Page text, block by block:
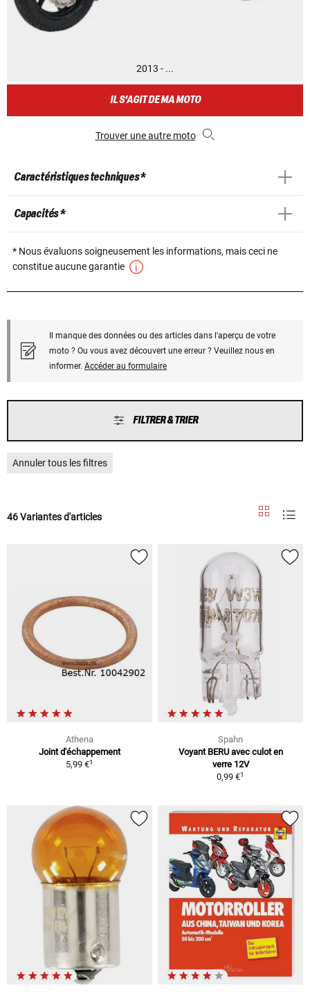
2013 - ...
IL S'AGIT DE MA MOTO
Trouver une autre moto
Caractéristiques techniques *
Capacités *
* Nous évaluons soigneusement les informations, mais ceci ne
constitue aucune garantie
Il manque des données ou des articles dans l'aperçu de votre
moto ? Ou vous avez découvert une erreur ? Veuillez nous en
informer. Accéder au formulaire
FILTRER & TRIER
Annuler tous les filtres
46 Variantes d'articles
Athena
Joint d'échappement
5,99 €1
Spahn
Voyant BERU avec culot en
verre 12V
0,99 €1